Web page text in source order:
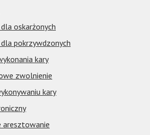
oskarżonych
pokrzywdzonych
kary
zwolnienie
kary
aresztowanie